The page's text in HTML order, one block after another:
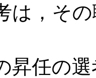
，そ
任の選